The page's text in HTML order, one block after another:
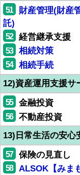
51
財産管理(財産
託)
52 経営継承支援
53 相続対策
54
相続手続
12)資産運用支援サ
55 金融投資
56
不動産投資
13)日常生活の安心
57 保険の見直し
58 ALSOK【みま